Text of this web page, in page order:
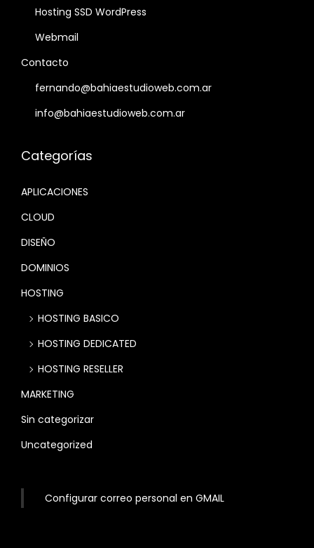
Hosting SSD WordPress
Webmail
Contacto
fernando@bahiaestudioweb.com.ar
info@bahiaestudioweb.com.ar
Categorías
APLICACIONES
CLOUD
DISEÑO
DOMINIOS
HOSTING
HOSTING BASICO
HOSTING DEDICATED
HOSTING RESELLER
MARKETING
Sin categorizar
Uncategorized
Configurar correo personal en GMAIL